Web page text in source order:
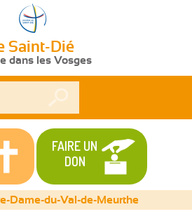
Saint-Dié
dans les Vosges
FAIRE UN
DON
Dame-du-Val-de-Meurthe